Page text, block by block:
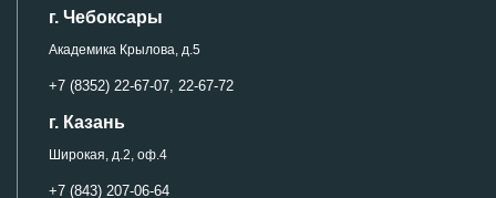
г. Чебоксары
Академика Крылова, д.5
+7 (8352) 22-67-07, 22-67-72
г. Казань
Широкая, д.2, оф.4
+7 (843) 207-06-64